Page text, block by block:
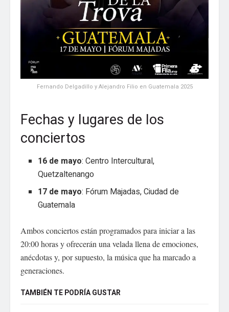
Fernando Delgadillo y Alejandro Filio en Guatemala 2025
Fechas y lugares de los
conciertos
16 de mayo: Centro Intercultural,
Quetzaltenango
17 de mayo: Fórum Majadas, Ciudad de
Guatemala
Ambos conciertos están programados para iniciar a las
20:00 horas y ofrecerán una velada llena de emociones,
anécdotas y, por supuesto, la música que ha marcado a
generaciones.
TAMBIÉN TE PODRÍA GUSTAR